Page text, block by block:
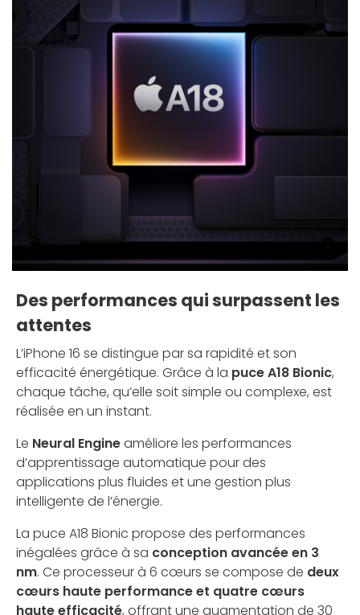
Des performances qui surpassent les
attentes
L’iPhone 16 se distingue par sa rapidité et son
efficacité énergétique. Grâce à la puce A18 Bionic,
chaque tâche, qu’elle soit simple ou complexe, est
réalisée en un instant.
Le Neural Engineaméliore les performances
d’apprentissage automatique pour des
applications plus fluides et une gestion plus
intelligente de l’énergie.
La puce A18 Bionic propose des performances
inégalées grâce à sa conception avancée en 3
nm. Ce processeur à 6 cœurs se compose de deux
cœurs haute performance et quatre cœurs
haute efficacité, offrant une augmentation de 30